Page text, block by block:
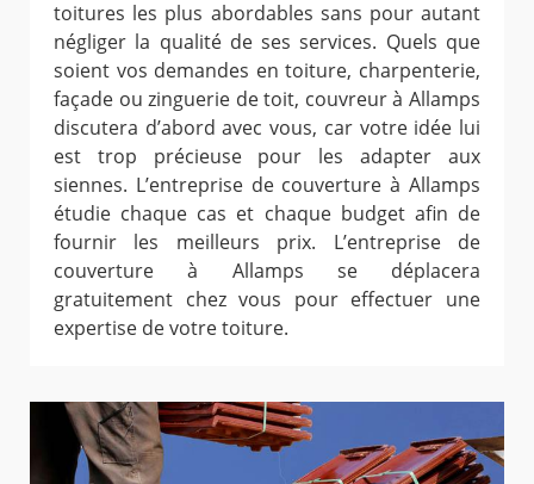
toitures les plus abordables sans pour autant
négliger la qualité de ses services. Quels que
soient vos demandes en toiture, charpenterie,
façade ou zinguerie de toit, couvreur à Allamps
discutera d’abord avec vous, car votre idée lui
est trop précieuse pour les adapter aux
siennes. L’entreprise de couverture à Allamps
étudie chaque cas et chaque budget afin de
fournir les meilleurs prix. L’entreprise de
couverture à Allamps se déplacera
gratuitement chez vous pour effectuer une
expertise de votre toiture.